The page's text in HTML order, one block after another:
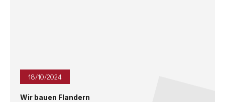
18/10/2024
Wir bauen Flandern